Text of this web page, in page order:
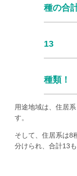
種の合
13
種類！
用途地域は、住居
す。
そして、住居系は8
分けられ、合計13